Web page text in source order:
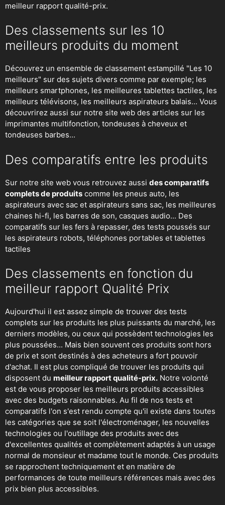
meilleur rapport qualité-prix.
Des classements sur les 10
meilleurs produits du moment
Découvrez un ensemble de classement estampillé "Les 10
meilleurs" sur des sujets divers comme par exemple; les
meilleurs smartphones, les meilleures tablettes tactiles, les
meilleurs télévisons, les meilleurs aspirateurs balais... Vous
découvrirez aussi sur notre site web des articles sur les
imprimantes multifonction, tondeuses à cheveux et
tondeuses barbes...
Des comparatifs entre les produits
Sur notre site web vous retrouvez aussi des comparatifs
complets de produits comme les pneus auto, les
aspirateurs avec sac et aspirateurs sans sac, les meilleures
chaines hi-fi, les barres de son, casques audio... Des
comparatifs sur les fers à repasser, des tests poussés sur
les aspirateurs robots, téléphones portables et tablettes
tactiles
Des classements en fonction du
meilleur rapport Qualité Prix
Aujourd'hui il est assez simple de trouver des tests
complets sur les produits les plus puissants du marché, les
derniers modèles, ou ceux qui possèdent technologies les
plus poussées... Mais bien souvent ces produits sont hors
de prix et sont destinés à des acheteurs a fort pouvoir
d'achat. Il est plus compliqué de trouver les produits qui
disposent du meilleur rapport qualité-prix. Notre volonté
est de vous proposer les meilleurs produits accessibles
avec des budgets raisonnables. Au fil de nos tests et
comparatifs l'on s'est rendu compte qu'il existe dans toutes
les catégories que se soit l'électroménager, les nouvelles
technologies ou l'outillage des produits avec des
d'excellentes qualités et complètement adaptés à un usage
normal de monsieur et madame tout le monde. Ces produits
se rapprochent techniquement et en matière de
performances de toute meilleurs références mais avec des
prix bien plus accessibles.